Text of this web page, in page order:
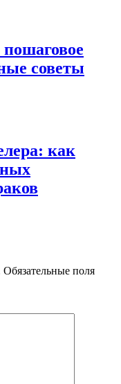
советы
как
Обязательные поля